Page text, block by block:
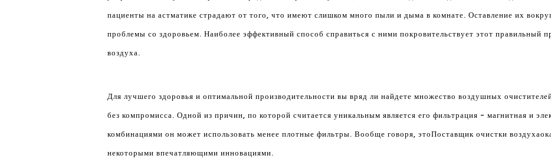
пациенты на астматике страдают от того, что имеют слишком много пыли и дыма в комнате. Оставление их
проблемы со здоровьем. Наиболее эффективный способ справиться с ними покровительствует этот правильный
воздуха.
Для лучшего здоровья и оптимальной производительности вы вряд ли найдете множество воздушных
без компромисса. Одной из причин, по которой считается уникальным является его фильтрация - магнитная и
комбинациями он может использовать менее плотные фильтры. Вообще говоря, этоПоставщик очистки воздуха
некоторыми впечатляющими инновациями.